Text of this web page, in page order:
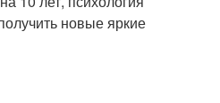
новые яркие